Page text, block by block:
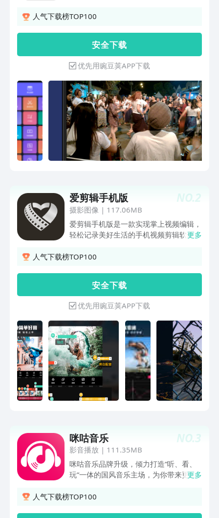
切、拼接、混音、变声、淡入淡出、快满
视频配音等，极简操作风格，上手很简
单，快来制作你的音乐吧！强大音频编辑
功能：- 完全免费：软件所有功能全部免
费，无需付费，干净绿色！- 音频编辑：
支持音频混音、变音、淡入淡出、快满速
等功能！- 音频剪辑：自定义音频裁剪范
围，一键随意快速剪切！- 音频拼接：支
持两个或多个音乐文件合并成一首歌
曲！- 格式转换：可以轻松地将音频格式
转换为另一种格式！- 视频转音频：轻松
从视频中提取你想要的音频！- 视频编
切你想要的音乐片段！- 音频变声：粗矿
还是尖锐由你选择，一键变声！免费音乐
编辑器，一键快速音频剪辑，完全免费，
赶快下载吧!
人气下载榜TOP100
安 全 下 载
优先用豌豆荚APP下载
NO.2
爱剪辑手机版
摄影图像 | 117.06MB
爱剪辑手机版是一款实现掌上视频编辑，
轻松记录美好生活的手机视频剪辑软件。
放你的想象力。快剪辑出你的美好生活记
轨、音频轨及素材轨多轨编辑，轻松实现
视屏剪辑；时间轴拉伸視頻編輯，视频处
理不再困难；特色主题、胶片滤镜、缤纷
字幕、趣味贴纸、配音配乐等丰富功能，
能够快速成为剪辑视频制作达人。 【视
频模板】vlog、潮流热门、微电影、旅
游、美食、节日特辑等海量热门题材视频
剪辑模板任你选择，通过一键成片，加快
剪輯速度，秒剪出高质量卡点视频。
【视频拼接】在做视频编辑过程中，能轻
松合并、视频剪切片段，让你花费更低时
加独特。 【曲线变速】曲线调整速度，
随心把握视频速度与节奏。加速的变声趣
味，慢速的鬼畜片段，快速进行制作，生
成好玩视频。 【快速上手】随意剪辑，
零基础也能快速上手成为视频制作大师，
简易视频剪切、掌握视频工具。 反馈邮
更多
人气下载榜TOP100
安 全 下 载
优先用豌豆荚APP下载
NO.3
咪咕音乐
影音播放 | 111.35MB
咪咕音乐品牌升级，倾力打造“听、看、
玩”一体的国风音乐主场，为你带来更具
近期首发新歌：《功夫女足》电影插曲
更多
人气下载榜TOP100